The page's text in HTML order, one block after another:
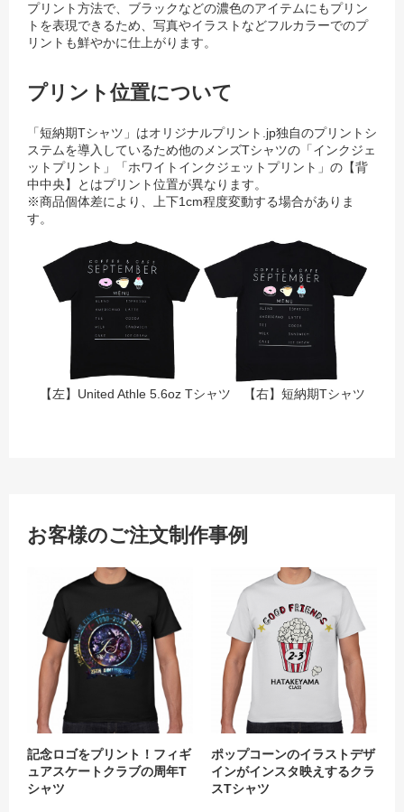
プリント方法で、ブラックなどの濃色のアイテムにもプリン
トを表現できるため、 写真やイラストなどフルカラーでのプ
リントも鮮やかに仕上がります。
プリント位置について
「短納期Tシャツ」はオリジナルプリント.jp独自のプリントシ
ステムを導入しているため他のメンズTシャツの「インクジェ
ットプリント」「ホワイトインクジェットプリント」の【背
中中央】とはプリント位置が異なります。
※商品個体差により、上下1cm程度変動する場合がありま
す。
【左】United Athle 5.6oz Tシャツ 【右】短納期Tシャツ
お客様のご注文制作事例
記念ロゴをプリント！フィギ
ュアスケートクラブの周年T
シャツ
記念ロゴをプリント！フィギュア
ポップコーンのイラストデザ
インがインスタ映えするクラ
スTシャツ